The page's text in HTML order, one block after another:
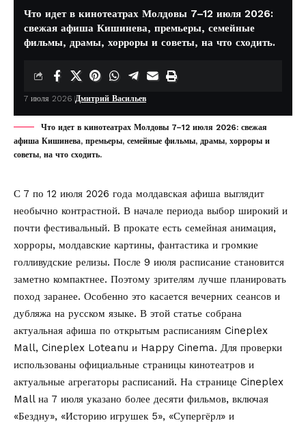
Что идет в кинотеатрах Молдовы 7–12 июля 2026:
свежая афиша Кишинева, премьеры, семейные
фильмы, драмы, хорроры и советы, на что сходить.
7 июля 2026 Дмитрий Васильев
Что идет в кинотеатрах Молдовы 7–12 июля 2026: свежая
афиша Кишинева, премьеры, семейные фильмы, драмы, хорроры и
советы, на что сходить.
С 7 по 12 июля 2026 года молдавская афиша выглядит
необычно контрастной. В начале периода выбор широкий и
почти фестивальный. В прокате есть семейная анимация,
хорроры, молдавские картины, фантастика и громкие
голливудские релизы. После 9 июля расписание становится
заметно компактнее. Поэтому зрителям лучше планировать
поход заранее. Особенно это касается вечерних сеансов и
дубляжа на русском языке. В этой статье собрана
актуальная афиша по открытым расписаниям Cineplex
Mall, Cineplex Loteanu и Happy Cinema. Для проверки
использованы официальные страницы кинотеатров и
актуальные агрегаторы расписаний. На странице Cineplex
Mall на 7 июля указано более десяти фильмов, включая
«Бездну», «Историю игрушек 5», «Супергёрл» и